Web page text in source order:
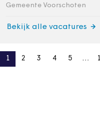
Gemeente Voorschoten
Bekijk alle vacatures
1 2 3 4 5 …